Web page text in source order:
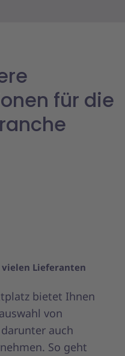
für die
Lieferanten
bietet Ihnen
von
auch
So geht